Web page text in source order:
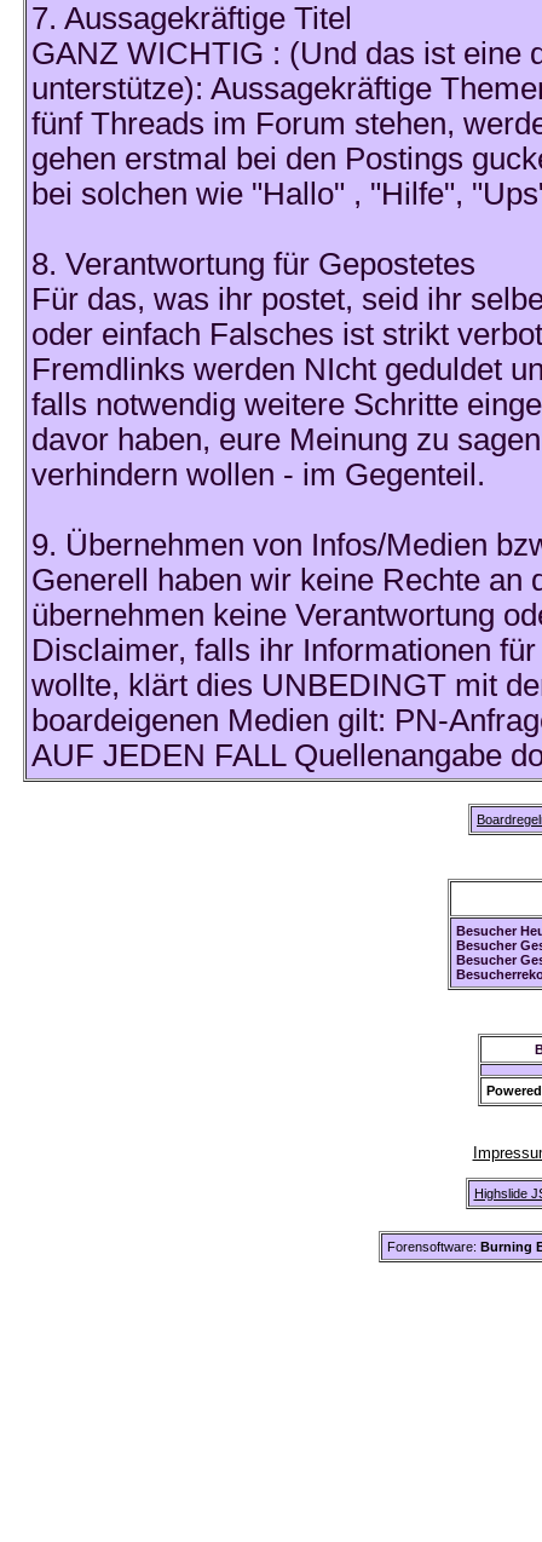
7. Aussagekräftige Titel
GANZ WICHTIG : (Und das ist eine
unterstütze): Aussagekräftige
fünf Threads im Forum stehen,
gehen erstmal bei den Postings
bei solchen wie "Hallo" , "Hilfe",
8. Verantwortung für Gepostetes
Für das, was ihr postet, seid ihr
oder einfach Falsches ist strikt
Fremdlinks werden NIcht geduldet
falls notwendig weitere Schritte
davor haben, eure Meinung zu
verhindern wollen - im Gegenteil.
9. Übernehmen von Infos/Medien
Generell haben wir keine Rechte an
übernehmen keine Verantwortung
Disclaimer, falls ihr Informationen
wollte, klärt dies UNBEDINGT mit
boardeigenen Medien gilt: PN-
AUF JEDEN FALL Quellenangabe
Besucher
Besucher
Besucher
Highslide
Forensoftware: Burning